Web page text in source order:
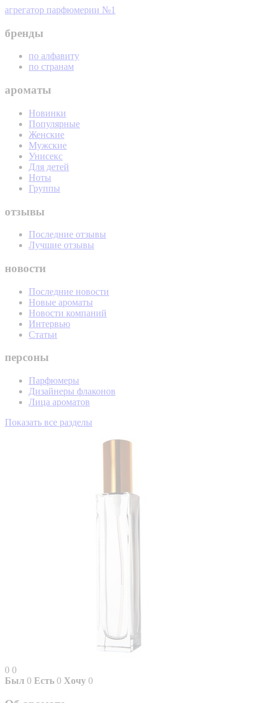
агрегатор парфюмерии №1
бренды
по алфавиту
по странам
ароматы
Новинки
Популярные
Женские
Мужские
Унисекс
Для детей
Ноты
Группы
отзывы
Последние отзывы
Лучшие отзывы
новости
Последние новости
Новые ароматы
Новости компаний
Интервью
Статьи
персоны
Парфюмеры
Дизайнеры флаконов
Лица ароматов
Показать все разделы
0 0
Был 0 Есть 0 Хочу 0